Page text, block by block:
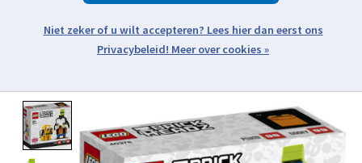
Open webshop menu
Product image slideshow Items
Meer over cookies »